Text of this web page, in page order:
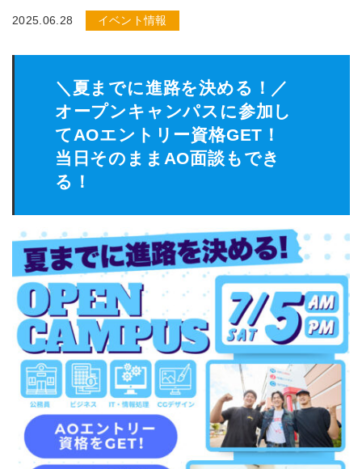
2025.06.28 イベント情報
＼夏までに進路を決める！／
オープンキャンパスに参加し
てAOエントリー資格GET！
当日そのままAO面談もでき
る！